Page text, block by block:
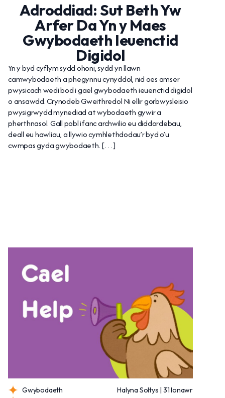
Adroddiad: Sut Beth Yw
Arfer Da Yn y Maes
Gwybodaeth Ieuenctid
Digidol
Yn y byd cyflym sydd ohoni, sydd yn llawn
camwybodaeth a phegynnu cynyddol, nid oes amser
pwysicach wedi bod i gael gwybodaeth ieuenctid digidol
o ansawdd. Crynodeb Gweithredol Ni ellir gorbwysleisio
pwysigrwydd mynediad at wybodaeth gywir a
pherthnasol. Gall pobl ifanc archwilio eu diddordebau,
deall eu hawliau, a llywio cymhlethdodau’r byd o’u
cwmpas gyda gwybodaeth. […]
Gwybodaeth
Halyna Soltys | 31 Ionawr